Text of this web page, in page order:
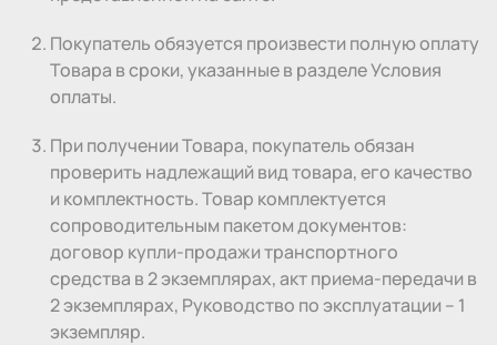
Покупатель обязуется произвести полную оплату
Товара в сроки, указанные в разделе Условия
оплаты.
При получении Товара, покупатель обязан
проверить надлежащий вид товара, его качество
и комплектность. Товар комплектуется
сопроводительным пакетом документов:
договор купли-продажи транспортного
средства в 2 экземплярах, акт приема-передачи в
2 экземплярах, Руководство по эксплуатации – 1
экземпляр.